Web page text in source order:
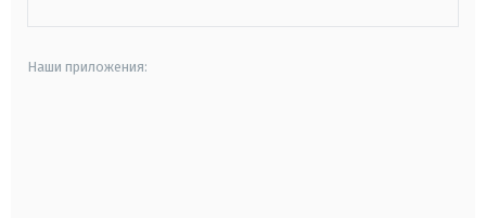
Наши приложения: